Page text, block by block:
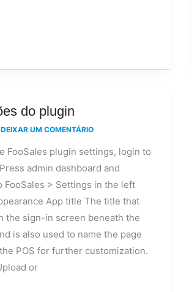
do plugin
DEIXAR UM COMENTÁRIO
FooSales plugin settings, login to
admin dashboard and
FooSales > Settings in the left
App title The title that
the sign-in screen beneath the
is also used to name the page
POS for further customization.
or